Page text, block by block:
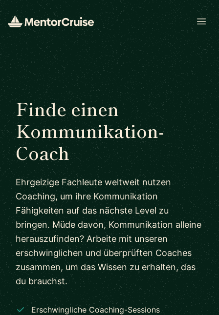
Finde einen
Kommunikation-
Coach
Ehrgeizige Fachleute weltweit nutzen
Coaching, um ihre Kommunikation
Fähigkeiten auf das nächste Level zu
bringen. Müde davon, Kommunikation alleine
herauszufinden? Arbeite mit unseren
erschwinglichen und überprüften Coaches
zusammen, um das Wissen zu erhalten, das
du brauchst.
Erschwingliche Coaching-Sessions